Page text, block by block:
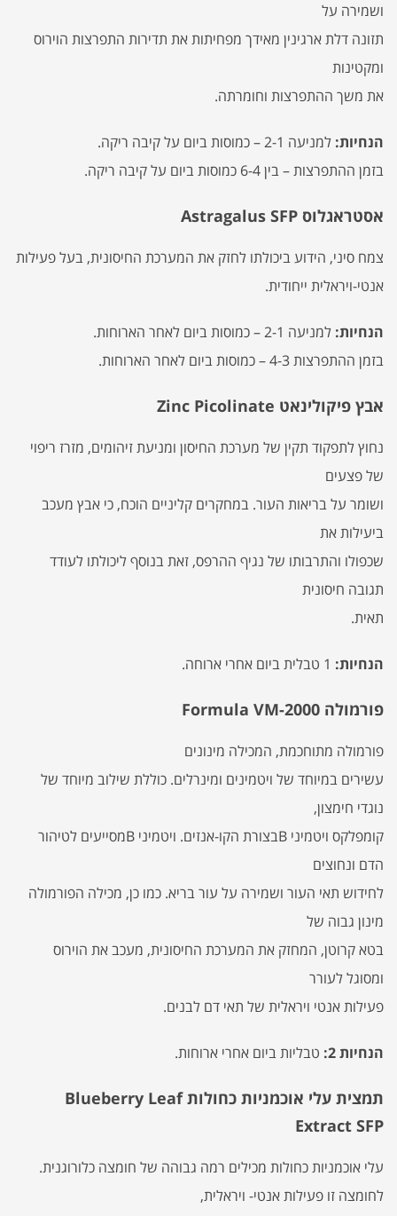
ושמירה על
תזונה דלת ארגינין מאידך מפחיתות את תדירות התפרצות הוירוס
ומקטינות
את משך ההתפרצות וחומרתה.
הנחיות: למניעה 2-1 – כמוסות ביום על קיבה ריקה.
בזמן ההתפרצות – בין 6-4 כמוסות ביום על קיבה ריקה.
אסטראגלוס Astragalus SFP
צמח סיני, הידוע ביכולתו לחזק את המערכת החיסונית, בעל פעילות
אנטי-ויראלית ייחודית.
הנחיות: למניעה 2-1 – כמוסות ביום לאחר הארוחות.
בזמן ההתפרצות 4-3 – כמוסות ביום לאחר הארוחות.
אבץ פיקולינאט Zinc Picolinate
נחוץ לתפקוד תקין של מערכת החיסון ומניעת זיהומים, מזרז ריפוי
של פצעים
ושומר על בריאות העור. במחקרים קליניים הוכח, כי אבץ מעכב
ביעילות את
שכפולו והתרבותו של נגיף ההרפס, זאת בנוסף ליכולתו לעודד
תגובה חיסונית
תאית.
הנחיות:
פורמולה Formula VM-2000
פורמולה מתוחכמת, המכילה מינונים
עשירים במיוחד של ויטמינים ומינרלים. כוללת שילוב מיוחד של
נוגדי חימצון,
קומפלקס ויטמיני Bבצורת הקו-אנזים. ויטמיני Bמסייעים לטיהור
הדם ונחוצים
לחידוש תאי העור ושמירה על עור בריא. כמו כן, מכילה הפורמולה
מינון גבוה של
בטא קרוטן, המחזק את המערכת החיסונית, מעכב את הוירוס
ומסוגל לעורר
פעילות אנטי ויראלית של תאי דם לבנים.
הנחיות 2: טבליות ביום אחרי ארוחות.
תמצית עלי אוכמניות כחולות Blueberry Leaf
Extract SFP
עלי אוכמניות כחולות מכילים רמה גבוהה של חומצה כלורוגנית.
לחומצה זו פעילות אנטי- ויראלית,